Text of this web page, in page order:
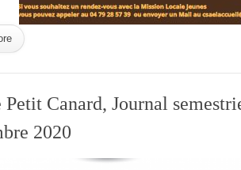
Petit Canard, Journal
2020